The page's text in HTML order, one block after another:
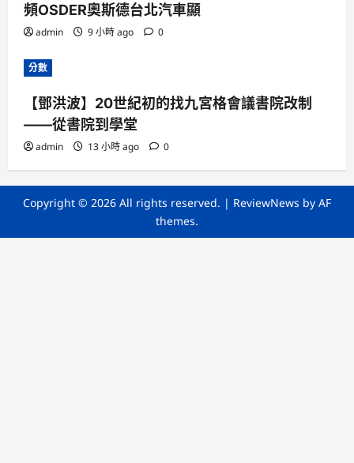
頻OSDER奧斯德台北汽車顯
admin 9 小時 ago 0
分數
【鄧洪波】20世紀初的找九宮格會議書院改制
——從書院到學堂
admin 13 小時 ago 0
Copyright © 2026 All rights reserved. | ReviewNews by AF
themes.